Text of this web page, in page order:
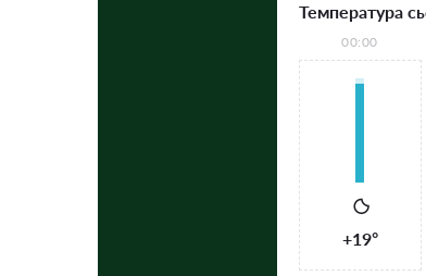
Температура
00:00
+19°